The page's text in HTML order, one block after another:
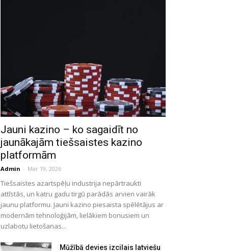
Jauni kazino – ko sagaidīt no
jaunākajām tiešsaistes kazino
platformām
Admin - Mar 19, 2026
Tiešsaistes azartspēļu industrija nepārtraukti
attīstās, un katru gadu tirgū parādās arvien vairāk
jaunu platformu. Jauni kazino piesaista spēlētājus ar
modernām tehnoloģijām, lielākiem bonusiem un
uzlabotu lietošanas...
Mūžībā devies izcilais latviešu